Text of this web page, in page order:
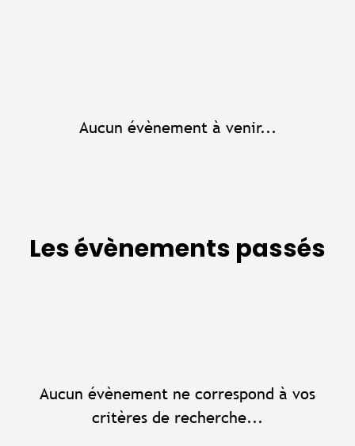
Aucun évènement à venir...
Les évènements passés
Aucun évènement ne correspond à vos
critères de recherche...